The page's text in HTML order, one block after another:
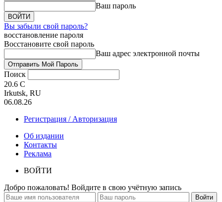
Ваш пароль
Вы забыли свой пароль?
восстановление пароля
Восстановите свой пароль
Ваш адрес электронной почты
Поиск
20.6 C
Irkutsk, RU
06.08.26
Регистрация / Авторизация
Об издании
Контакты
Реклама
ВОЙТИ
Добро пожаловать! Войдите в свою учётную запись